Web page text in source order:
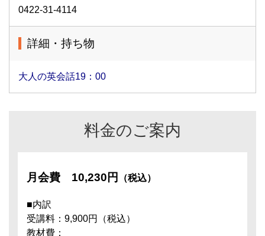
0422-31-4114
詳細・持ち物
大人の英会話19：00
料金のご案内
月会費 10,230円 （税込）
■内訳
受講料：9,900円（税込）
教材費：